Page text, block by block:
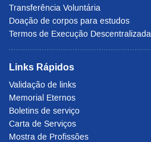
Transferência Voluntária
Doação de corpos para estudos
Termos de Execução Descentralizada
Links Rápidos
Validação de links
Memorial Eternos
Boletins de serviço
Carta de Serviços
Mostra de Profissões